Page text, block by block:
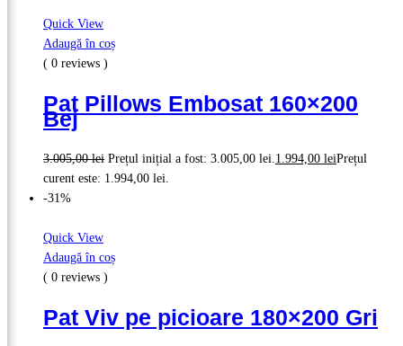
Quick View
Adaugă în coș
( 0 reviews )
Pat Pillows Embosat 160×200
Bej
3.005,00lei Prețul inițial a fost: 3.005,00 lei.1.994,00 leiPrețul
curent este: 1.994,00 lei.
-31%
Quick View
Adaugă în coș
( 0 reviews )
Pat Viv pe picioare 180×200 Gri